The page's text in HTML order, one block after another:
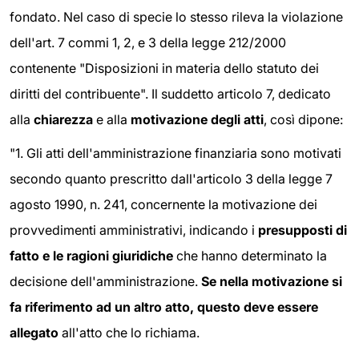
fondato. Nel caso di specie lo stesso rileva la violazione
dell'art. 7 commi 1, 2, e 3 della legge 212/2000
contenente "Disposizioni in materia dello statuto dei
diritti del contribuente". Il suddetto articolo 7, dedicato
alla chiarezza e alla motivazione degli atti, così dipone:
"1. Gli atti dell'amministrazione finanziaria sono motivati
secondo quanto prescritto dall'articolo 3 della legge 7
agosto 1990, n. 241, concernente la motivazione dei
provvedimenti amministrativi, indicando i presupposti di
fatto e le ragioni giuridiche che hanno determinato la
decisione dell'amministrazione. Se nella motivazione si
fa riferimento ad un altro atto, questo deve essere
allegato all'atto che lo richiama.